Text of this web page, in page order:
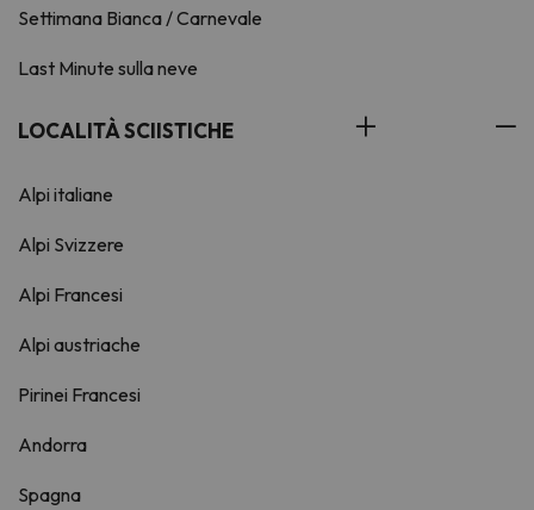
Settimana Bianca / Carnevale
Last Minute sulla neve
LOCALITÀ SCIISTICHE
Alpi italiane
Alpi Svizzere
Alpi Francesi
Alpi austriache
Pirinei Francesi
Andorra
Spagna